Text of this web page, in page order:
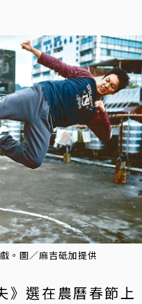
。圖／麻吉砥加提供
》選在農曆春節上